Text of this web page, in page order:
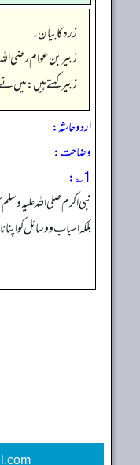
زرہ کا بیان۔
زبیر بن عوام رضی
زبیر کہتے ہیں: میں
اردو حاشہ:
وضاحت:
1؎:
نبی اکرم صلی اللہ علیہ
بلکہ اسباب و وسائل کو